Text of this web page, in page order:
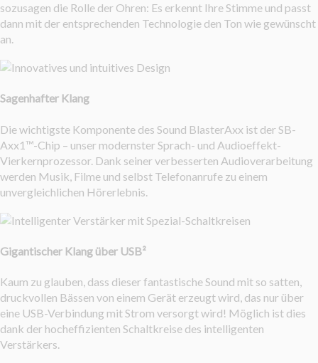
sozusagen die Rolle der Ohren: Es erkennt Ihre Stimme und passt
dann mit der entsprechenden Technologie den Ton wie gewünscht
an.
Sagenhafter Klang
Die wichtigste Komponente des Sound BlasterAxx ist der SB-
Axx1™-Chip – unser modernster Sprach- und Audioeffekt-
Vierkernprozessor. Dank seiner verbesserten Audioverarbeitung
werden Musik, Filme und selbst Telefonanrufe zu einem
unvergleichlichen Hörerlebnis.
Gigantischer Klang über USB²
Kaum zu glauben, dass dieser fantastische Sound mit so satten,
druckvollen Bässen von einem Gerät erzeugt wird, das nur über
eine USB-Verbindung mit Strom versorgt wird! Möglich ist dies
dank der hocheffizienten Schaltkreise des intelligenten
Verstärkers.